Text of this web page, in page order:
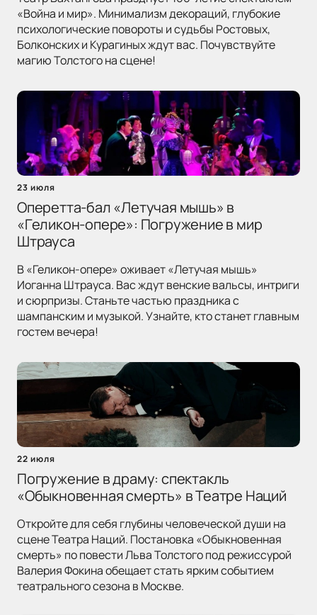
«Война и мир». Минимализм декораций, глубокие
психологические повороты и судьбы Ростовых,
Болконских и Курагиных ждут вас. Почувствуйте
магию Толстого на сцене!
23 июля
Оперетта-бал «Летучая мышь» в
«Геликон-опере»: Погружение в мир
Штрауса
В «Геликон-опере» оживает «Летучая мышь»
Иоганна Штрауса. Вас ждут венские вальсы, интриги
и сюрпризы. Станьте частью праздника с
шампанским и музыкой. Узнайте, кто станет главным
гостем вечера!
22 июля
Погружение в драму: спектакль
«Обыкновенная смерть» в Театре Наций
Откройте для себя глубины человеческой души на
сцене Театра Наций. Постановка «Обыкновенная
смерть» по повести Льва Толстого под режиссурой
Валерия Фокина обещает стать ярким событием
театрального сезона в Москве.